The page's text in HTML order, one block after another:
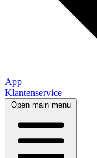
App
Klantenservice
Open main menu